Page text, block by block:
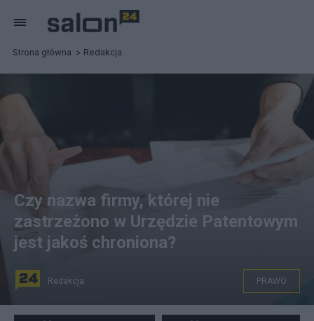
Strona główna Redakcja
Znak towarowy warto zastrzec. fot. Pexels
Czy nazwa firmy, której nie
zastrzeżono w Urzędzie Patentowym
jest jakoś chroniona?
Redakcja PRAWO